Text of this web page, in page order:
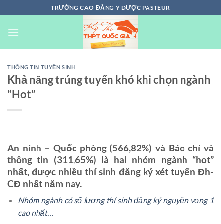
đến
nội
TRƯỜNG CAO ĐẲNG Y DƯỢC PASTEUR
THÔNG TIN TUYỂN SINH
Khả năng trúng tuyển khó khi chọn ngành
“Hot”
An ninh – Quốc phòng (566,82%) và Báo chí và
thông tin (311,65%) là hai nhóm ngành “hot”
nhất, được nhiều thí sinh đăng ký xét tuyển Đh-
CĐ nhất năm nay.
Nhóm ngành có số lượng thí sinh đăng ký nguyện vọng 1
cao nhất…